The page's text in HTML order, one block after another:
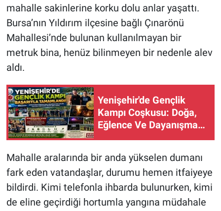
mahalle sakinlerine korku dolu anlar yaşattı.
Bursa’nın Yıldırım ilçesine bağlı Çınarönü
Mahallesi’nde bulunan kullanılmayan bir
metruk bina, henüz bilinmeyen bir nedenle alev
aldı.
Yenişehir'de Gençlik
Kampı Coşkusu: Doğa,
Eğlence Ve Dayanışma
Mahalle aralarında bir anda yükselen dumanı
fark eden vatandaşlar, durumu hemen itfaiyeye
bildirdi. Kimi telefonla ihbarda bulunurken, kimi
de eline geçirdiği hortumla yangına müdahale
Magazin
Siyaset
Spor
Nöbetçi Eczaneler